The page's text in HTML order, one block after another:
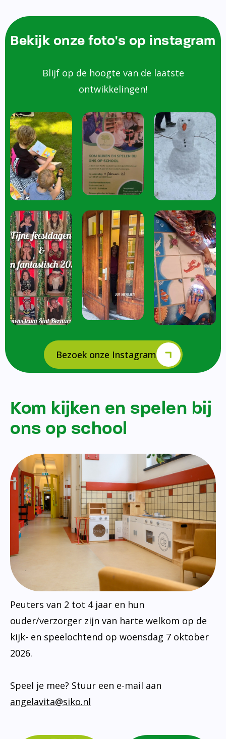
Bekijk onze foto's op instagram
Blijf op de hoogte van de laatste
ontwikkelingen!
Bezoek onze Instagram
Kom kijken en spelen bij
ons op school
Peuters van 2 tot 4 jaar en hun
ouder/verzorger zijn van harte welkom op de
kijk- en speelochtend op woensdag 7 oktober
2026.
Speel je mee? Stuur een e-mail aan
angelavita@siko.nl